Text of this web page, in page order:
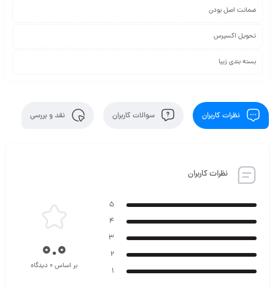
ضمانت اصل بودن
تحویل اکسپرس
بسته بندی زیبا
نظرات کاربران سوالات کاربران نقد و بررسی
نظرات کاربران
5
4
3
2
1
0.0
بر اساس 0 دیدگاه